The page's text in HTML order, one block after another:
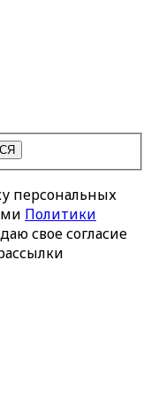
персональных
Политики
свое согласие